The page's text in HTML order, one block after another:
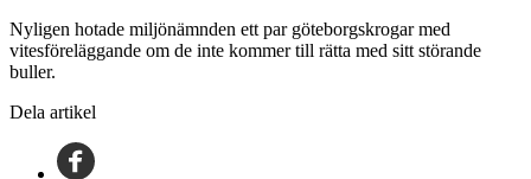
Nyligen hotade miljönämnden ett par göteborgskrogar med
vitesföreläggande om de inte kommer till rätta med sitt störande
buller.
Dela artikel